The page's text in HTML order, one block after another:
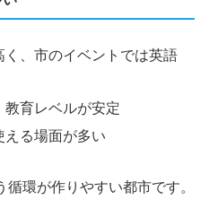
、市のイベントでは英語
育レベルが安定
える場面が多い
環が作りやすい都市です。